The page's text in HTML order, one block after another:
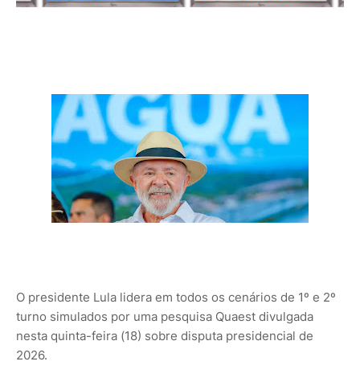
O presidente Lula lidera em todos os cenários de 1º e 2º
turno simulados por uma pesquisa Quaest divulgada
nesta quinta-feira (18) sobre disputa presidencial de
2026.